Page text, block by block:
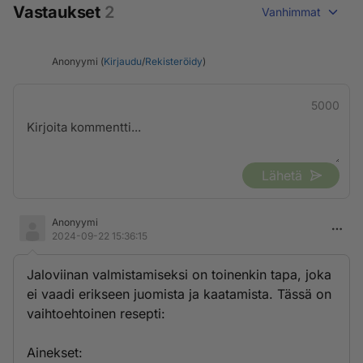
Vastaukset 2 Vanhimmat
Anonyymi (Kirjaudu/Rekisteröidy)
5000
Lähetä
Anonyymi
2024-09-22 15:36:15
Jaloviinan valmistamiseksi on toinenkin tapa, joka
ei vaadi erikseen juomista ja kaatamista. Tässä on
vaihtoehtoinen resepti:
Ainekset: